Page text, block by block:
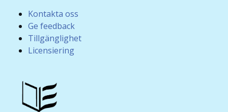
Kontakta oss
Ge feedback
Tillgänglighet
Licensiering